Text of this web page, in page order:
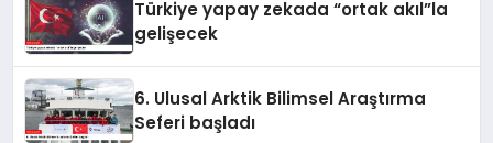
Türkiye yapay zekada “ortak akıl”la
gelişecek
6. Ulusal Arktik Bilimsel Araştırma
Seferi başladı